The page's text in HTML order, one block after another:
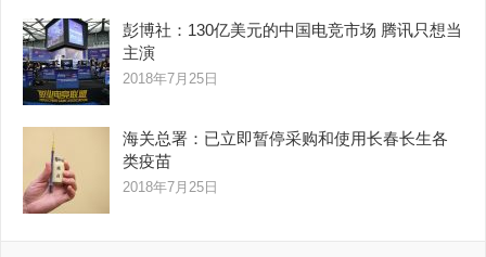
彭博社：130亿美元的中国电竞市场 腾讯只想当
主演
2018年7月25日
海关总署：已立即暂停采购和使用长春长生各
类疫苗
2018年7月25日